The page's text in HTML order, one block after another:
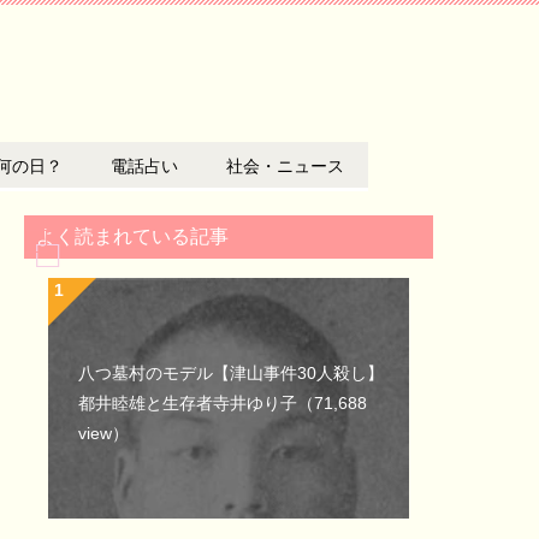
の日？ 電話占い 社会・ニュース
よく読まれている記事
八つ墓村のモデル【津山事件30人殺し】
都井睦雄と生存者寺井ゆり子 （71,688
view）